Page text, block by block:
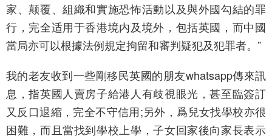
家、颠覆、組織和實施恐怖活動以及與外國勾結的罪
行，完全适用于香港境内及境外，包括英國，而中國
當局亦可以根據法例規定拘留和審判疑犯及犯罪者。”
我的老友收到一些剛移民英國的朋友whatsapp傳來訊
息，指英國人賣房子給港人有歧視眼光，甚至臨簽訂
又反口退縮，完全不守信用;另外，爲兒女找學校亦很
困難，而且當找到學校上學，子女回家後向家長表示